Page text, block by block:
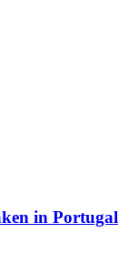
in Portugal